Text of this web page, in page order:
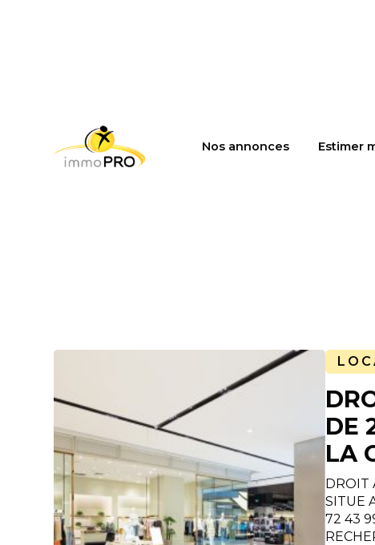
Nos annonces Estimer
DE
LA
DROIT
SITUE
72 43